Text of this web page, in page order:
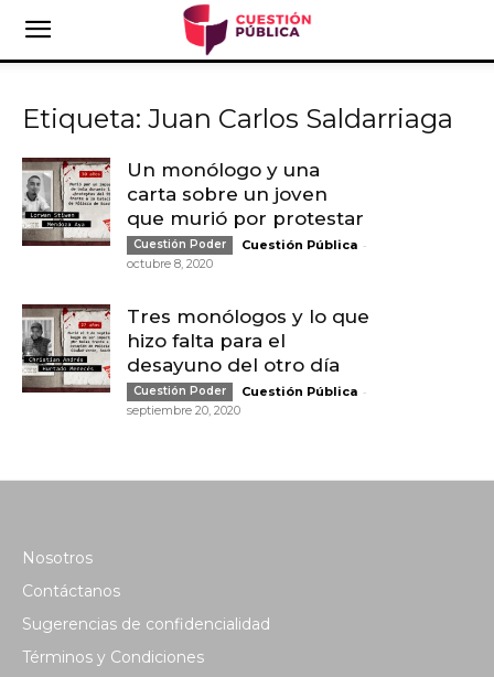
Etiqueta: Juan Carlos Saldarriaga
Un monólogo y una
carta sobre un joven
que murió por protestar
Cuestión Poder Cuestión Pública -
octubre 8, 2020
Tres monólogos y lo que
hizo falta para el
desayuno del otro día
Cuestión Poder Cuestión Pública -
septiembre 20, 2020
Nosotros
Contáctanos
Sugerencias de confidencialidad
Términos y Condiciones